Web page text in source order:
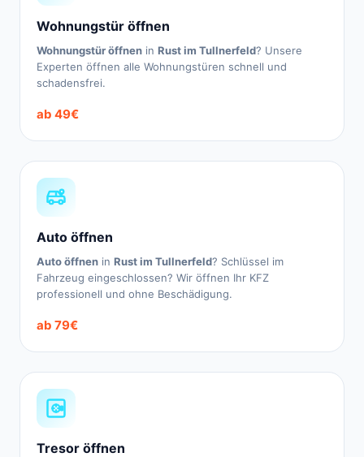
Wohnungstür öffnen
Wohnungstür öffnen in Rust im Tullnerfeld? Unsere
Experten öffnen alle Wohnungstüren schnell und
schadensfrei.
ab 49€
Auto öffnen
Auto öffnen in Rust im Tullnerfeld? Schlüssel im
Fahrzeug eingeschlossen? Wir öffnen Ihr KFZ
professionell und ohne Beschädigung.
ab 79€
Tresor öffnen